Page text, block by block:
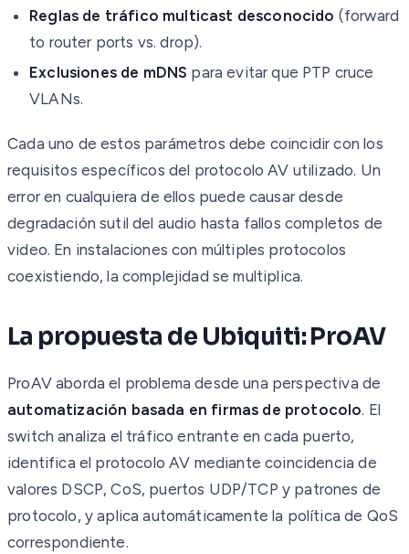
Reglas de tráfico multicast desconocido (forward
to router ports vs. drop).
Exclusiones de mDNS para evitar que PTP cruce
VLANs.
Cada uno de estos parámetros debe coincidir con los
requisitos específicos del protocolo AV utilizado. Un
error en cualquiera de ellos puede causar desde
degradación sutil del audio hasta fallos completos de
video. En instalaciones con múltiples protocolos
coexistiendo, la complejidad se multiplica.
La propuesta de Ubiquiti: ProAV
ProAV aborda el problema desde una perspectiva de
automatización basada en firmas de protocolo. El
switch analiza el tráfico entrante en cada puerto,
identifica el protocolo AV mediante coincidencia de
valores DSCP, CoS, puertos UDP/TCP y patrones de
protocolo, y aplica automáticamente la política de QoS
correspondiente.